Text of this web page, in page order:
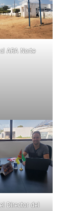
ARA Norte
Director del